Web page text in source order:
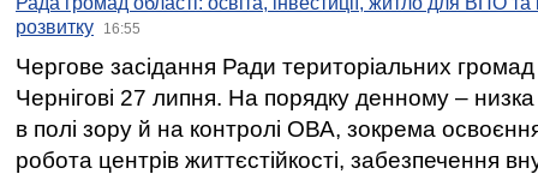
розвитку
16:55
Чергове засідання Ради територіальних громад
Чернігові 27 липня. На порядку денному –
в полі зору й на контролі ОВА, зокрема освоєння
робота центрів життєстійкості, забезпечення